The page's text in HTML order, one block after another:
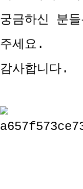
궁금하신 분
주세요.
감사합니다.